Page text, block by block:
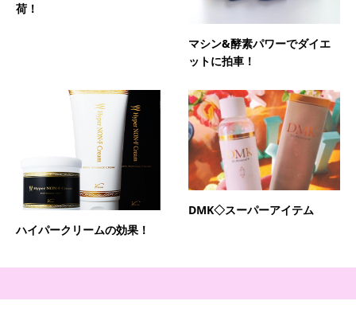
荷！
マシン&酵素パワーでダイエ
ットに拍車！
ハイパークリームの効果！
DMK◇スーパーアイテム